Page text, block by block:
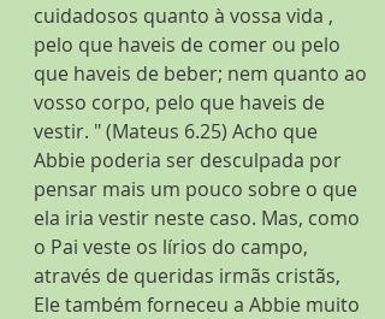
cuidadosos quanto à vossa vida ,
pelo que haveis de comer ou pelo
que haveis de beber; nem quanto ao
vosso corpo, pelo que haveis de
vestir. " (Mateus 6.25) Acho que
Abbie poderia ser desculpada por
pensar mais um pouco sobre o que
ela iria vestir neste caso. Mas, como
o Pai veste os lírios do campo,
através de queridas irmãs cristãs,
Ele também forneceu a Abbie muito